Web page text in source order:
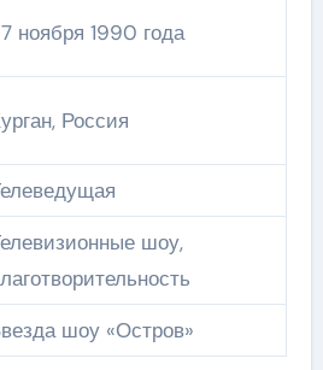
ноября 1990 года
Россия
шоу,
шоу «Остров»